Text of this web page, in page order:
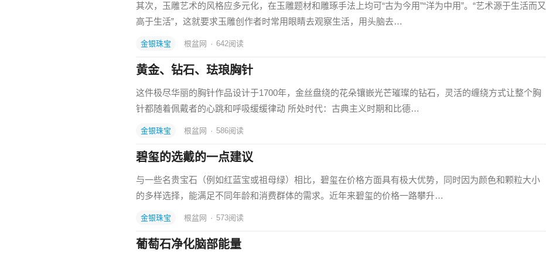
其次，玉雕艺术的风格应多元化，在玉雕题材和雕琢手法上均可“古为今用”“洋为中用”。“艺术源于生活而又
高于生活”，这就要求玉雕创作者时常用眼睛去观察生活，用头脑去…
金银珠宝 根盆网 · 642阅读
黄金、钻石、珐琅胸针
这件极尽华丽的胸针作品设计于1700年，金丝盘绕的花朵镶嵌光芒璀璨的钻石，灵活的缠绕方式让整个胸
针都随着佩戴者的心跳和呼吸缓缓律动 所处时代：古典主义时期和比德…
金银珠宝 根盆网 · 586阅读
碧玺的选戴的一点建议
与一些名贵宝石（例如红蓝宝或祖母绿）相比，碧玺在价格方面具有极大优势，同时因为颜色和颗粒大小
的多样选择，能满足不同年龄和消费群体的需求。近年来碧玺的价格一路攀升…
金银珠宝 根盆网 · 573阅读
葡萄石净化脑部能量